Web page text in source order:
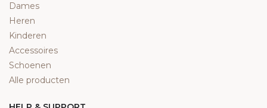
Dames
Heren
Kinderen
Accessoires
Schoenen
Alle producten